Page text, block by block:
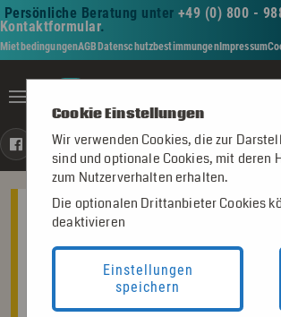
Cookie Einstellungen
Wir verwenden Cookies, die zur
sind und optionale Cookies, mit
zum Nutzerverhalten erhalten.
Die optionalen Drittanbieter Cookies
deaktivieren
Einstellungen
speichern
Persönliche Beratung unter +49 (0) 800 -
Kontaktformular.
MietbedingungenAGBDatenschutzbestimmungenImpressum
Toggle navigation
https://www.facebook.com/pinwandmieten/
https://www.instagram.com/
https://www.linkedin.com/
https://www.youtube.com/
PINWAND - MIETEN - SAARLAND.DE
Impressum
Mit uns haben Sie Ihren schnellen und
Saarland für die Miete von Pinwänden,